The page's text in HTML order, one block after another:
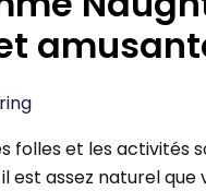
folles et les activités
est assez naturel